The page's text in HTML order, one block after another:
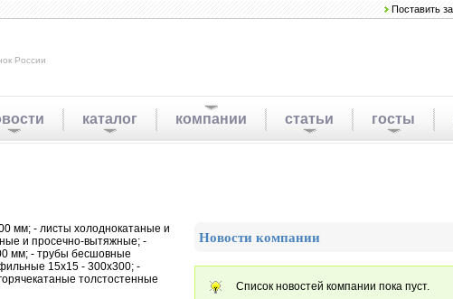
Поставить
России
каталог компании статьи госты
мм; - листы холоднокатаные и
и просечно-вытяжные; -
мм; - трубы бесшовные
15х15 - 300х300; -
толстостенные
Новости компании
Список новостей компании пока пуст.